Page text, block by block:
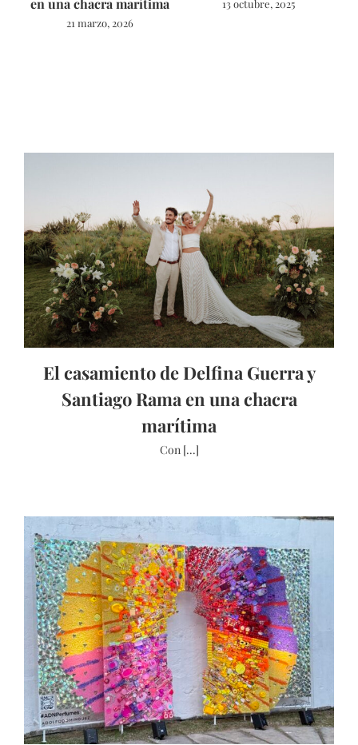
21 marzo, 2026
13 octubre, 2025
El casamiento de Delfina Guerra y
Santiago Rama en una chacra
marítima
Con [...]